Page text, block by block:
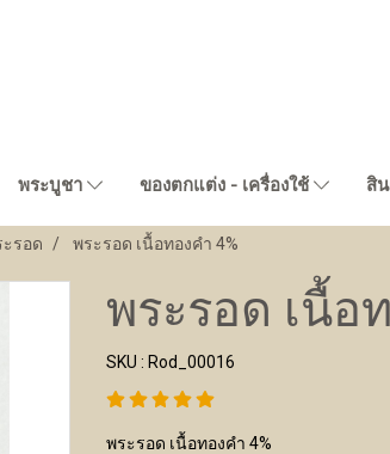
พระบูชา ของตกแต่ง - เครื่องใช้ สิ
รอด พระรอด เนื้อทองคำ 4%
พระรอด เนื้อ
SKU : Rod_00016
พระรอด เนื้อทองคำ 4%